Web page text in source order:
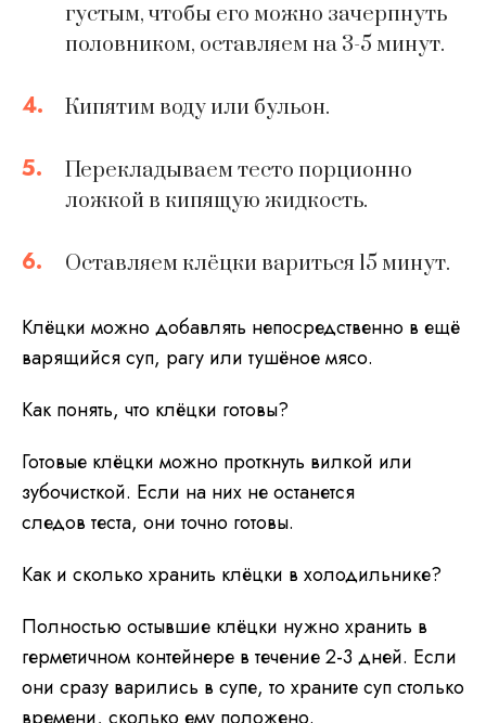
густым, чтобы его можно зачерпнуть
половником, оставляем на 3-5 минут.
4. Кипятим воду или бульон.
5.
Перекладываем тесто порционно
ложкой в кипящую жидкость.
6. Оставляем клёцки вариться 15 минут.
Клёцки можно добавлять непосредственно в ещё
варящийся суп, рагу или тушёное мясо.
Как понять, что клёцки готовы?
Готовые клёцки можно проткнуть вилкой или
зубочисткой. Если на них не останется
следов теста, они точно готовы.
Как и сколько хранить клёцки в холодильнике?
Полностью остывшие клёцки нужно хранить в
герметичном контейнере в течение 2-3 дней. Если
они сразу варились в супе, то храните суп столько